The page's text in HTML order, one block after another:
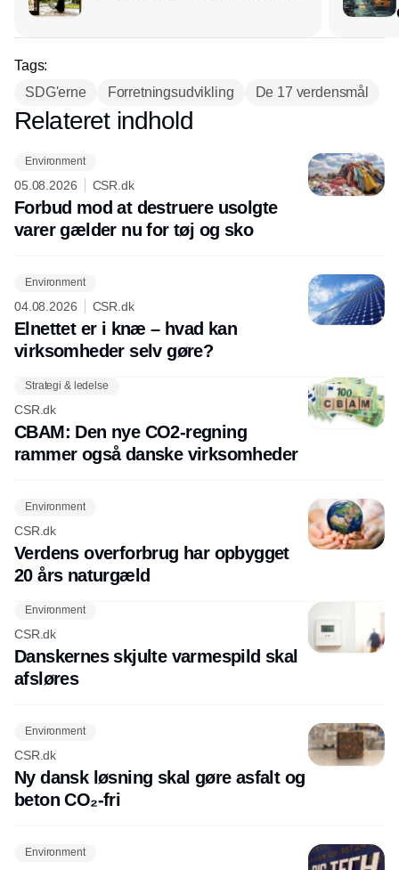
Tags:
SDG'erne
Forretningsudvikling De 17 verdensmål
Annonce
Relateret indhold
Environment
05.08.2026 CSR.dk
Forbud mod at destruere usolgte
varer gælder nu for tøj og sko
Environment
04.08.2026 CSR.dk
Elnettet er i knæ – hvad kan
virksomheder selv gøre?
Strategi & ledelse
CSR.dk
CBAM: Den nye CO2-regning
rammer også danske virksomheder
Environment
CSR.dk
Verdens overforbrug har opbygget
20 års naturgæld
Environment
CSR.dk
Danskernes skjulte varmespild skal
afsløres
Environment
CSR.dk
Ny dansk løsning skal gøre asfalt og
beton CO₂-fri
Environment